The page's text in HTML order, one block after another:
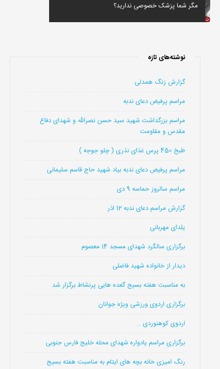
مگر شما پزشک خصوصی ندارید؟
نوشته‌های تازه
گزارش زنگ همدلی
مراسم پرفیض دعای ندبه
مراسم بزرگداشت شهید سید حسن نصرالله و شهدای دفاع
مقدس و مقاومت
طبخ 450 پرس غذای نذری ( چلو جوجه )
مراسم پرفیض دعای ندبه بیاد شهید حاج قاسم سلیمانی
مراسم سالروز حماسه 9 دی
گزارش مراسم دعای ندبه 12 اذر
یلدای مهربانی
برگزاری سالگرد شهدای مسجد 14 معصوم
دیدار از خانواده شهید فاضلی
به مناسبت هفته بسیج گعده هایی پرنشاط برگزار شد
برگزاری اردوی ورزشی ویژه جوانان
اردوی کوهنوردی …
برگزاری مراسم یادواره شهدای محله خلیج فارس جنوبی
رنگ امیزی خانه بچه های ایتام به مناسبت هفته بسیج